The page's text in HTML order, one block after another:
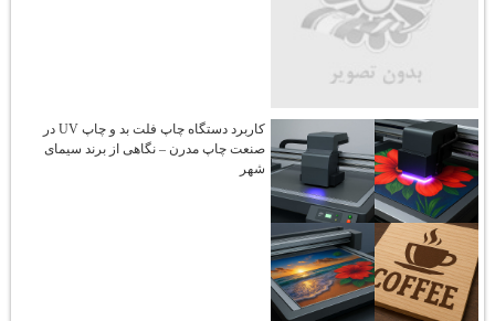
کاربرد دستگاه چاپ فلت‌ بد و چاپ UV در
صنعت چاپ مدرن – نگاهی از برند سیمای
شهر